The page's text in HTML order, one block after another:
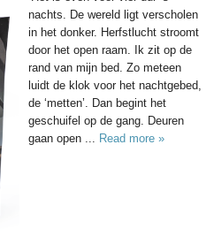
nachts. De wereld ligt verscholen
in het donker. Herfstlucht stroomt
door het open raam. Ik zit op de
rand van mijn bed. Zo meteen
luidt de klok voor het nachtgebed,
de ‘metten’. Dan begint het
geschuifel op de gang. Deuren
gaan open ... Read more »